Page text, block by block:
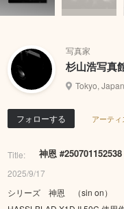
写真家
杉山浩写真
Tokyo, Japan
フォローする アーテ
Title: 神恩 #250701152538
2025/9/17
シリーズ 神恩 （sin on）